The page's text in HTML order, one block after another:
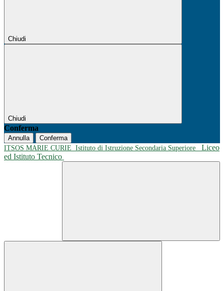
Chiudi
Chiudi
Conferma
Annulla
Conferma
ITSOS MARIE CURIE Istituto di Istruzione Secondaria Superiore
Liceo
ed Istituto Tecnico